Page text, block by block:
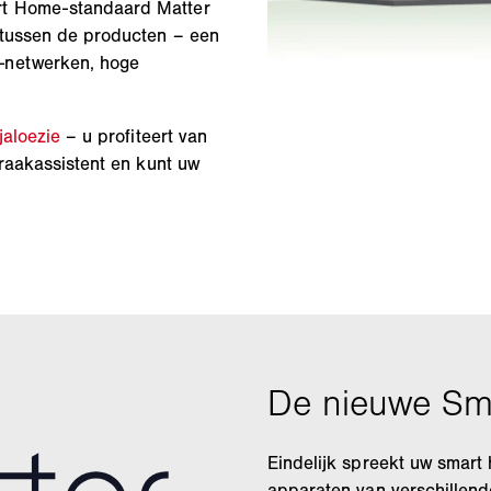
Home-standaard Matter
de producten – een
hoge
– u profiteert van
en kunt uw
Eindelijk spreekt uw smart